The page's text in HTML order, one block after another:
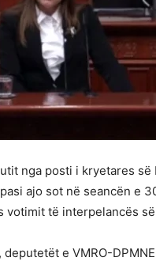
nga posti i kryetares
ajo sot në seancën e
të interpelancës
e VMRO-